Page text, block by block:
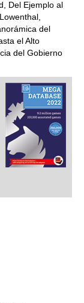
Del Ejemplo al
del
el Alto
del Gobierno